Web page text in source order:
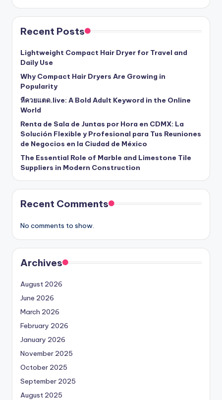
Recent Posts
Lightweight Compact Hair Dryer for Travel and
Daily Use
Why Compact Hair Dryers Are Growing in
Popularity
หีควยแตด.live: A Bold Adult Keyword in the Online
World
Renta de Sala de Juntas por Hora en CDMX: La
Solución Flexible y Profesional para Tus Reuniones
de Negocios en la Ciudad de México
The Essential Role of Marble and Limestone Tile
Suppliers in Modern Construction
Recent Comments
No comments to show.
Archives
August 2026
June 2026
March 2026
February 2026
January 2026
November 2025
October 2025
September 2025
August 2025